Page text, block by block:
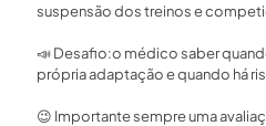
suspensão dos treinos e
📣Desafio:o médico saber
própria adaptação e quando há
😉 Importante sempre uma